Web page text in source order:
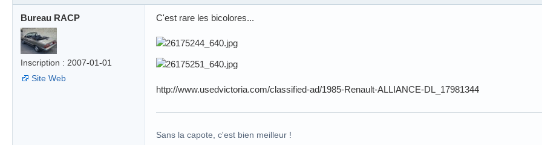
Bureau RACP
Inscription : 2007-01-01
Site Web
C'est rare les bicolores...
http://www.usedvictoria.com/classified-ad/1985-Renault-ALLIANCE-DL_17981344
Sans la capote, c'est bien meilleur !